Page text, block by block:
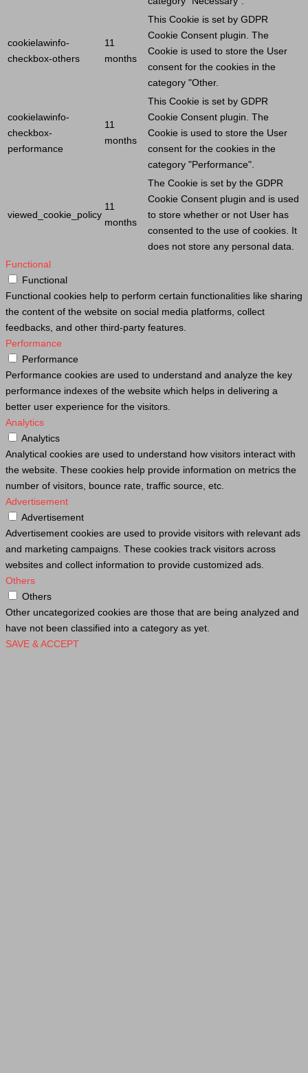
cookielawinfo-
checkbox-others
11
months
This Cookie is set by GDPR
Cookie Consent plugin. The
Cookie is used to store the User
consent for the cookies in the
category "Other.
cookielawinfo-
checkbox-
performance
11
months
This Cookie is set by GDPR
Cookie Consent plugin. The
Cookie is used to store the User
consent for the cookies in the
category "Performance".
viewed_cookie_policy
11
months
The Cookie is set by the GDPR
Cookie Consent plugin and is used
to store whether or not User has
consented to the use of cookies. It
does not store any personal data.
Functional
Functional
Functional cookies help to perform certain functionalities like sharing
the content of the website on social media platforms, collect
feedbacks, and other third-party features.
Performance
Performance
Performance cookies are used to understand and analyze the key
performance indexes of the website which helps in delivering a
better user experience for the visitors.
Analytics
Analytics
Analytical cookies are used to understand how visitors interact with
the website. These cookies help provide information on metrics the
number of visitors, bounce rate, traffic source, etc.
Advertisement
Advertisement
Advertisement cookies are used to provide visitors with relevant ads
and marketing campaigns. These cookies track visitors across
websites and collect information to provide customized ads.
Others
Others
Other uncategorized cookies are those that are being analyzed and
have not been classified into a category as yet.
SAVE & ACCEPT